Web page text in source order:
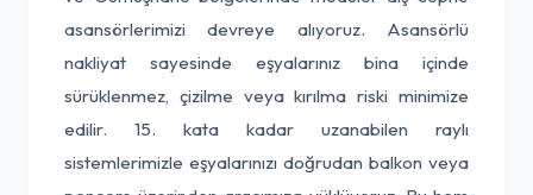
asansörlerimizi devreye alıyoruz. Asansörlü
nakliyat sayesinde eşyalarınız bina içinde
sürüklenmez, çizilme veya kırılma riski minimize
edilir. 15. kata kadar uzanabilen raylı
sistemlerimizle eşyalarınızı doğrudan balkon veya